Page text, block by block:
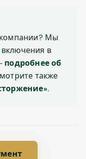
Мы
в
подробнее об
также
.